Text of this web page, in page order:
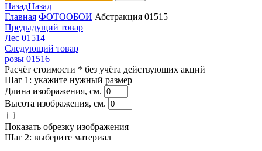
НазадНазад
Главная ФОТООБОИ Абстракция 01515
Предыдущий товар
Лес 01514
Следующий товар
розы 01516
Расчёт стоимости * без учёта действуюших акций
Шаг 1: укажите нужный размер
Длина изображения, см.
Высота изображения, см.
Показать обрезку изображения
Шаг 2: выберите материал